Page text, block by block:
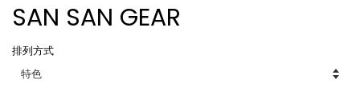
SAN SAN GEAR
排列方式